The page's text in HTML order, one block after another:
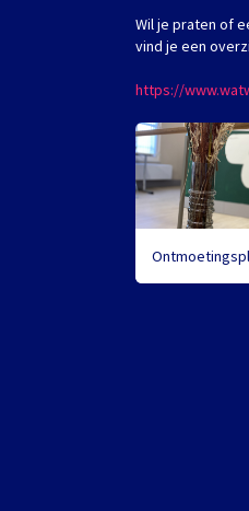
Wil je praten of
vind je een
https://